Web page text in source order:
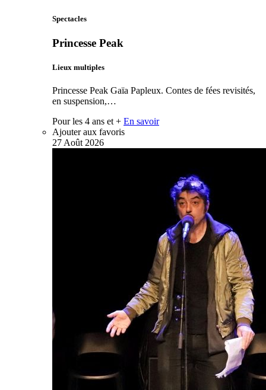
Spectacles
Princesse Peak
Lieux multiples
Princesse Peak Gaïa Papleux. Contes de fées revisités,
en suspension,…
Pour les 4 ans et + En savoir
Ajouter aux favoris
27 Août 2026